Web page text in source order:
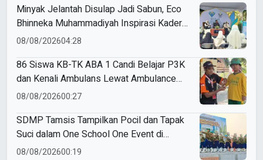
Minyak Jelantah Disulap Jadi Sabun, Eco
Bhinneka Muhammadiyah Inspirasi Kader
Nasyiatul Aisyiyah
08/08/202604:28
86 Siswa KB-TK ABA 1 Candi Belajar P3K
dan Kenali Ambulans Lewat Ambulance
Goes to Schools
08/08/202600:27
SDMP Tamsis Tampilkan Pocil dan Tapak
Suci dalam One School One Event di
Mojokerto
08/08/202600:19